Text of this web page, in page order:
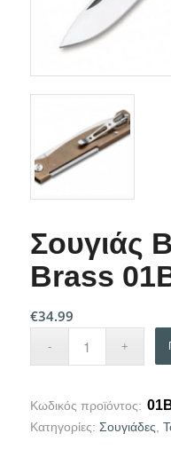
Σουγιάς
Brass
€34.99
Κωδικός προϊόντος:
Κατηγορίες: Σουγιάδες,